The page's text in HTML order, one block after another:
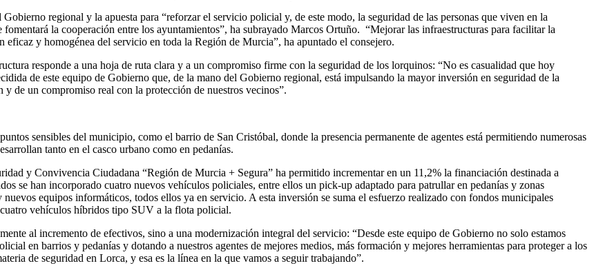
regional y la apuesta para “reforzar el servicio policial y, de este modo, la seguridad de las personas que viven en la
la cooperación entre los ayuntamientos”, ha subrayado Marcos Ortuño. “Mejorar las infraestructuras para facilitar la
eficaz y homogénea del servicio en toda la Región de Murcia”, ha apuntado el consejero.
responde a una hoja de ruta clara y a un compromiso firme con la seguridad de los lorquinos: “No es casualidad que hoy
de este equipo de Gobierno que, de la mano del Gobierno regional, está impulsando la mayor inversión en seguridad de la
de un compromiso real con la protección de nuestros vecinos”.
sensibles del municipio, como el barrio de San Cristóbal, donde la presencia permanente de agentes está permitiendo numerosas
tanto en el casco urbano como en pedanías.
y Convivencia Ciudadana “Región de Murcia + Segura” ha permitido incrementar en un 11,2% la financiación destinada a
se han incorporado cuatro nuevos vehículos policiales, entre ellos un pick-up adaptado para patrullar en pedanías y zonas
equipos informáticos, todos ellos ya en servicio. A esta inversión se suma el esfuerzo realizado con fondos municipales
vehículos híbridos tipo SUV a la flota policial.
al incremento de efectivos, sino a una modernización integral del servicio: “Desde este equipo de Gobierno no solo estamos
en barrios y pedanías y dotando a nuestros agentes de mejores medios, más formación y mejores herramientas para proteger a los
de seguridad en Lorca, y esa es la línea en la que vamos a seguir trabajando”.